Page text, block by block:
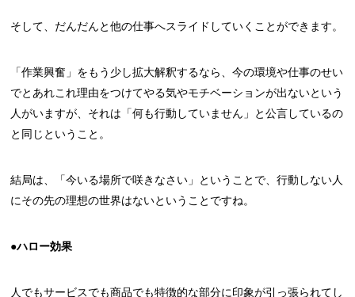
そして、だんだんと他の仕事へスライドしていくことができます。
「作業興奮」をもう少し拡大解釈するなら、今の環境や仕事のせい
でとあれこれ理由をつけてやる気やモチベーションが出ないという
人がいますが、それは「何も行動していません」と公言しているの
と同じということ。
結局は、「今いる場所で咲きなさい」ということで、行動しない人
にその先の理想の世界はないということですね。
●ハロー効果
人でもサービスでも商品でも特徴的な部分に印象が引っ張られてし